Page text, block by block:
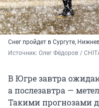
Снег пройдет в Сургуте,
Источник: Олег Фёдоров /
В Югре завтра
а послезавтра —
Такими прогнозами